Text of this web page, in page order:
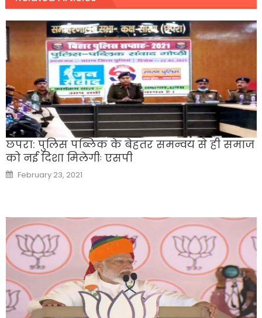
छपरा: पुलिस पब्लिक के बेहतर समन्वय से ही समाज
को नई दिशा मिलेगीः एसपी
Posted
on
February 23, 2021